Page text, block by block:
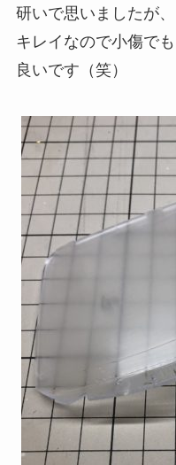
研いで思いましたが
キレイなので小傷で
良いです（笑）